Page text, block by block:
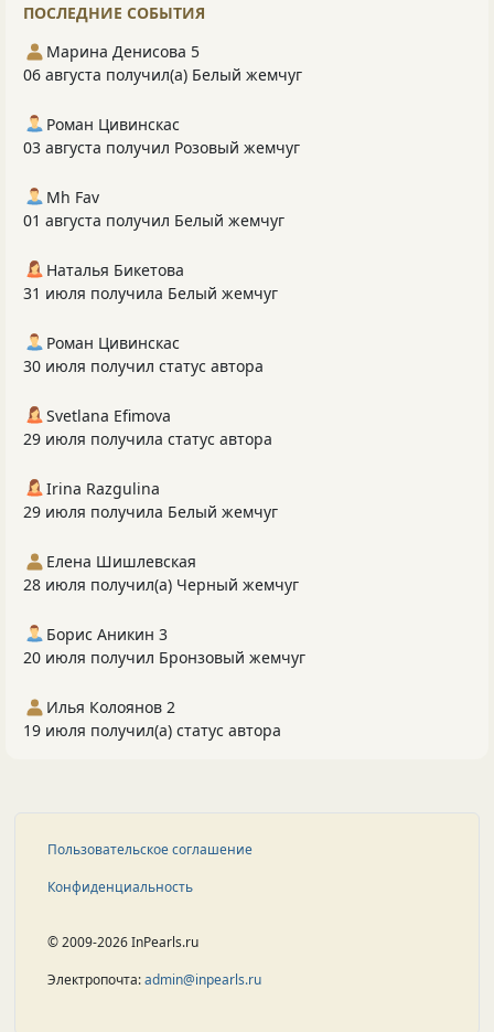
ПОСЛЕДНИЕ СОБЫТИЯ
Марина Денисова 5
06 августа получил(а) Белый жемчуг
Роман Цивинскас
03 августа получил Розовый жемчуг
Mh Fav
01 августа получил Белый жемчуг
Наталья Бикетова
31 июля получила Белый жемчуг
Роман Цивинскас
30 июля получил статус автора
Svetlana Efimova
29 июля получила статус автора
Irina Razgulina
29 июля получила Белый жемчуг
Елена Шишлевская
28 июля получил(а) Черный жемчуг
Борис Аникин 3
20 июля получил Бронзовый жемчуг
Илья Колоянов 2
19 июля получил(а) статус автора
Пользовательское соглашение
Конфиденциальность
© 2009-2026 InPearls.ru
Электропочта:admin@inpearls.ru